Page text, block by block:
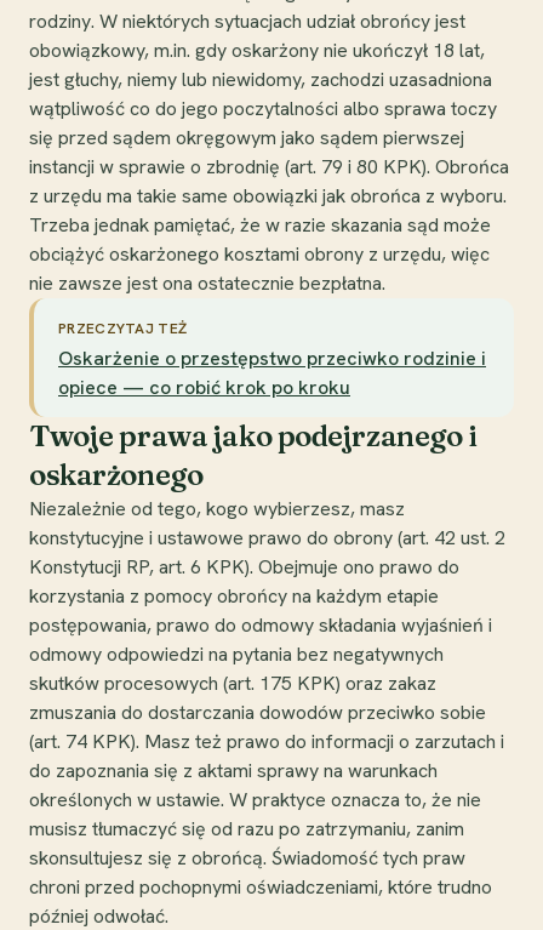
rodziny. W niektórych sytuacjach udział obrońcy jest
obowiązkowy, m.in. gdy oskarżony nie ukończył 18 lat,
jest głuchy, niemy lub niewidomy, zachodzi uzasadniona
wątpliwość co do jego poczytalności albo sprawa toczy
się przed sądem okręgowym jako sądem pierwszej
instancji w sprawie o zbrodnię (art. 79 i 80 KPK). Obrońca
z urzędu ma takie same obowiązki jak obrońca z wyboru.
Trzeba jednak pamiętać, że w razie skazania sąd może
obciążyć oskarżonego kosztami obrony z urzędu, więc
nie zawsze jest ona ostatecznie bezpłatna.
PRZECZYTAJ TEŻ
Oskarżenie o przestępstwo przeciwko rodzinie i
opiece — co robić krok po kroku
Twoje prawa jako podejrzanego i
oskarżonego
Niezależnie od tego, kogo wybierzesz, masz
konstytucyjne i ustawowe prawo do obrony (art. 42 ust. 2
Konstytucji RP, art. 6 KPK). Obejmuje ono prawo do
korzystania z pomocy obrońcy na każdym etapie
postępowania, prawo do odmowy składania wyjaśnień i
odmowy odpowiedzi na pytania bez negatywnych
skutków procesowych (art. 175 KPK) oraz zakaz
zmuszania do dostarczania dowodów przeciwko sobie
(art. 74 KPK). Masz też prawo do informacji o zarzutach i
do zapoznania się z aktami sprawy na warunkach
określonych w ustawie. W praktyce oznacza to, że nie
musisz tłumaczyć się od razu po zatrzymaniu, zanim
skonsultujesz się z obrońcą. Świadomość tych praw
chroni przed pochopnymi oświadczeniami, które trudno
później odwołać.